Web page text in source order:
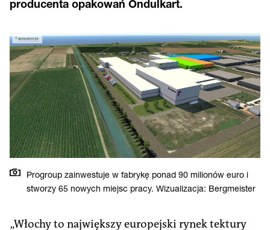
producenta opakowań Ondulkart.
Progroup zainwestuje w fabrykę ponad 90 milionów euro i
stworzy 65 nowych miejsc pracy. Wizualizacja: Bergmeister
„Włochy to największy europejski rynek tektury